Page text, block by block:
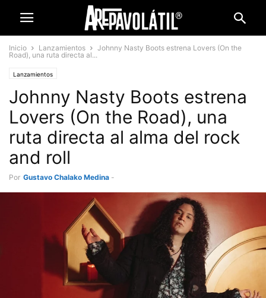
Inicio Lanzamientos
Johnny Nasty Boots estrena Lovers (On the
Road), una ruta directa al...
Lanzamientos
Johnny Nasty Boots estrena
Lovers (On the Road), una
ruta directa al alma del rock
and roll
Por Gustavo Chalako Medina -